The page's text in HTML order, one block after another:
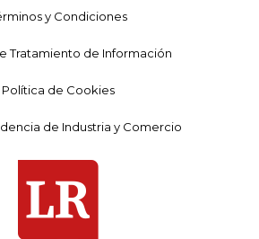
y Condiciones
Tratamiento de Información
Política de Cookies
de Industria y Comercio